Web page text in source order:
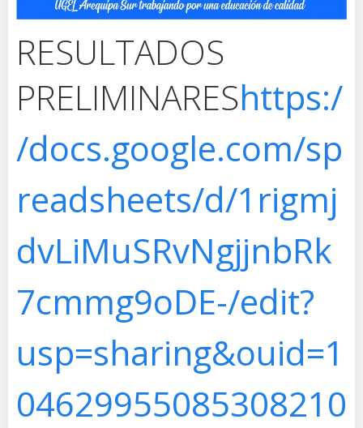
RESULTADOS
PRELIMINAREShttps:/
/docs.google.com/sp
readsheets/d/1rigmj
dvLiMuSRvNgjjnbRk
7cmmg9oDE-/edit?
usp=sharing&ouid=1
04629955085308210